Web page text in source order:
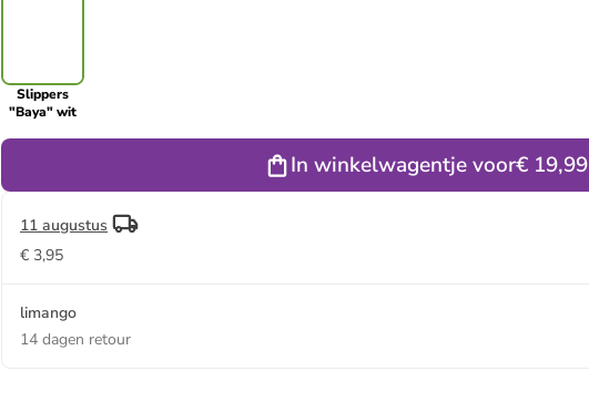
Slippers
"Baya" wit
In winkelwagentje voor€ 19,99
11 augustus
€ 3,95
limango
14 dagen retour